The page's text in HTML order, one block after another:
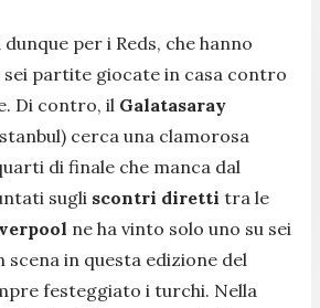
per i Reds, che hanno
sei partite giocate in casa contro
Di contro, il Galatasaray
cerca una clamorosa
di finale che manca dal
sugli scontri diretti tra le
ne ha vinto solo uno su sei
scena in questa edizione del
festeggiato i turchi. Nella